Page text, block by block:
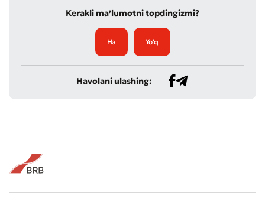
Kerakli ma’lumotni topdingizmi?
Ha Yo'q
Havolani ulashing: